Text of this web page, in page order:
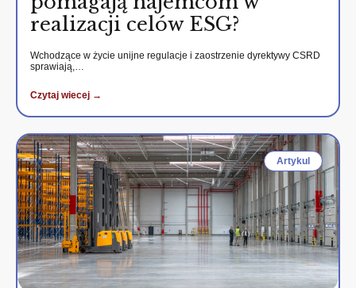
realizacji celów ESG?
Wchodzące w życie unijne regulacje i zaostrzenie dyrektywy CSRD
sprawiają,…
Czytaj wiecej →
Artykul